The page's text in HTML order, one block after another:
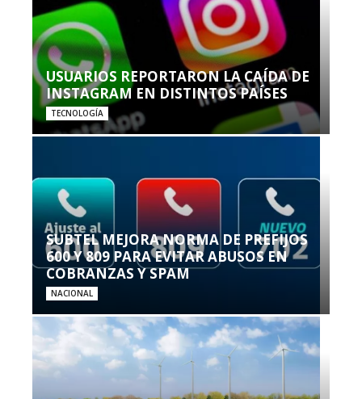
USUARIOS REPORTARON LA CAÍDA DE
INSTAGRAM EN DISTINTOS PAÍSES
TECNOLOGÍA
SUBTEL MEJORA NORMA DE PREFIJOS
600 Y 809 PARA EVITAR ABUSOS EN
COBRANZAS Y SPAM
NACIONAL